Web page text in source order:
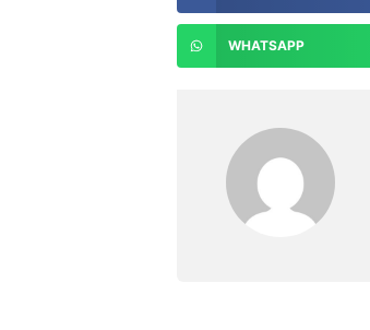
WHATSAPP